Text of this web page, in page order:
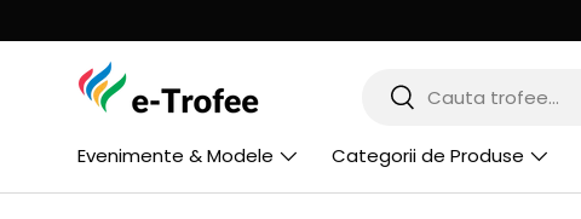
MERGI LA CONTINUT
Cauta
Cauta
Evenimente & Modele Categorii de Produse